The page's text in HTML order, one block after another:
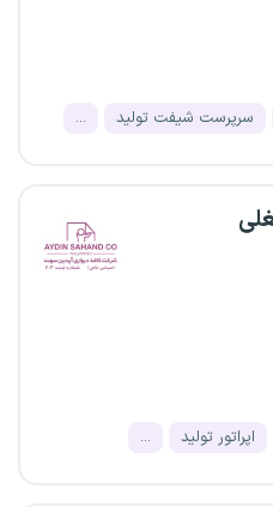
سرپرست شیفت تولید ...
اپراتور تولید ...